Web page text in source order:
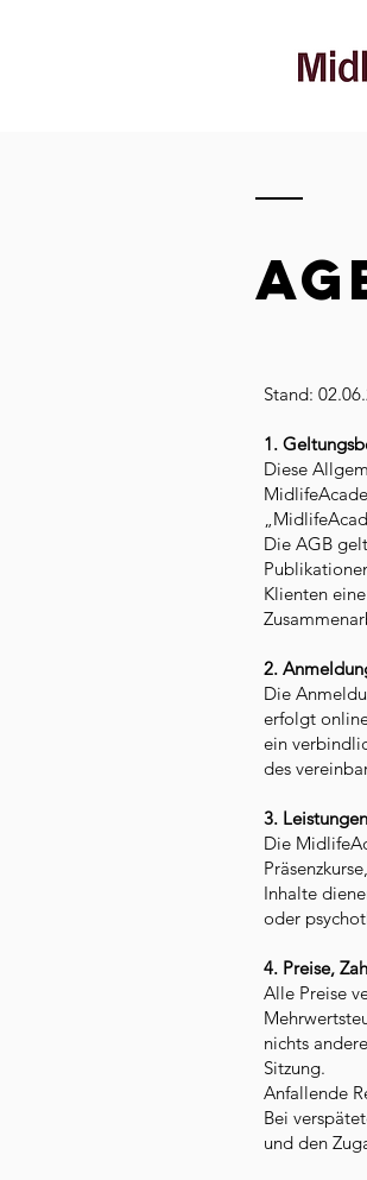
Stand:
1.
Diese
Die AGB
Klienten
2.
Die
erfolgt
ein
des
3.
Die
Inhalte
oder
4. Preise,
Alle Preise
nichts
Sitzung.
Anfallende
Bei
und den